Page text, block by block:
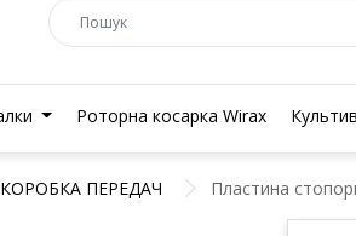
Роторна косарка Wirax
КОРОБКА ПЕРЕДАЧ Пластина